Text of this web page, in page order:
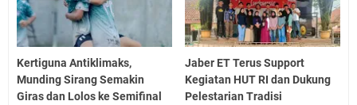
Kertiguna Antiklimaks,
Munding Sirang Semakin
Giras dan Lolos ke Semifinal
Jaber ET Terus Support
Kegiatan HUT RI dan Dukung
Pelestarian Tradisi